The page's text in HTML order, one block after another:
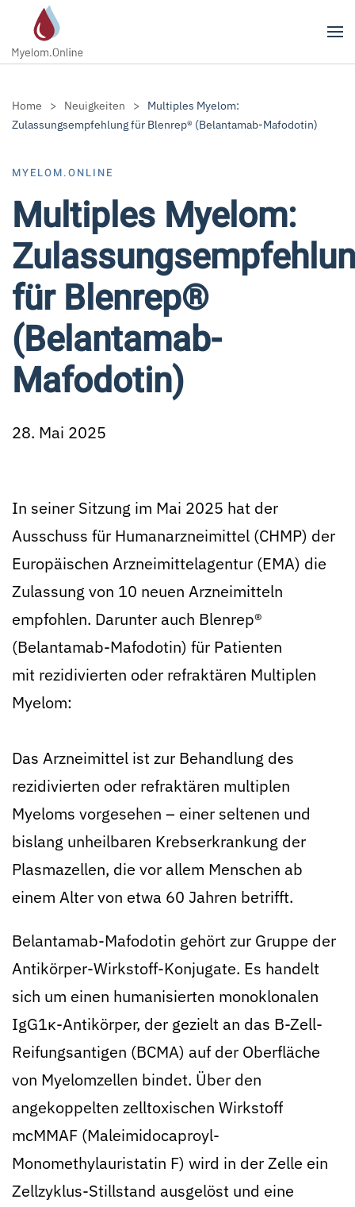
Zum Hauptinhalt springen
Home Neuigkeiten
Multiples Myelom:
Zulassungsempfehlung für Blenrep® (Belantamab-Mafodotin)
MYELOM.ONLINE
Multiples Myelom:
für Blenrep®
(Belantamab-
Mafodotin)
28. Mai 2025
In seiner Sitzung im Mai 2025 hat der
Ausschuss für Humanarzneimittel (CHMP) der
Europäischen Arzneimittelagentur (EMA) die
Zulassung von 10 neuen Arzneimitteln
empfohlen. Darunter auch Blenrep®
(Belantamab-Mafodotin) für Patienten
mit rezidivierten oder refraktären Multiplen
Myelom:
Das Arzneimittel ist zur Behandlung des
rezidivierten oder refraktären multiplen
Myeloms vorgesehen – einer seltenen und
bislang unheilbaren Krebserkrankung der
Plasmazellen, die vor allem Menschen ab
einem Alter von etwa 60 Jahren betrifft.
Belantamab-Mafodotin gehört zur Gruppe der
Antikörper-Wirkstoff-Konjugate. Es handelt
sich um einen humanisierten monoklonalen
IgG1κ-Antikörper, der gezielt an das B-Zell-
Reifungsantigen (BCMA) auf der Oberfläche
von Myelomzellen bindet. Über den
angekoppelten zelltoxischen Wirkstoff
mcMMAF (Maleimidocaproyl-
Monomethylauristatin F) wird in der Zelle ein
Zellzyklus-Stillstand ausgelöst und eine